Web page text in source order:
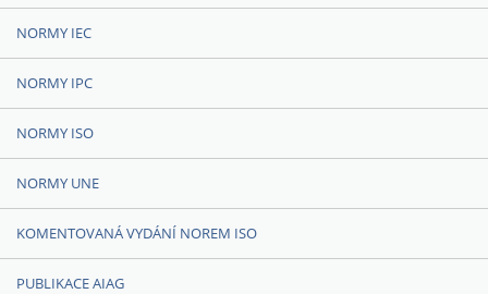
NORMY IEC
NORMY IPC
NORMY ISO
NORMY UNE
KOMENTOVANÁ VYDÁNÍ NOREM ISO
PUBLIKACE AIAG